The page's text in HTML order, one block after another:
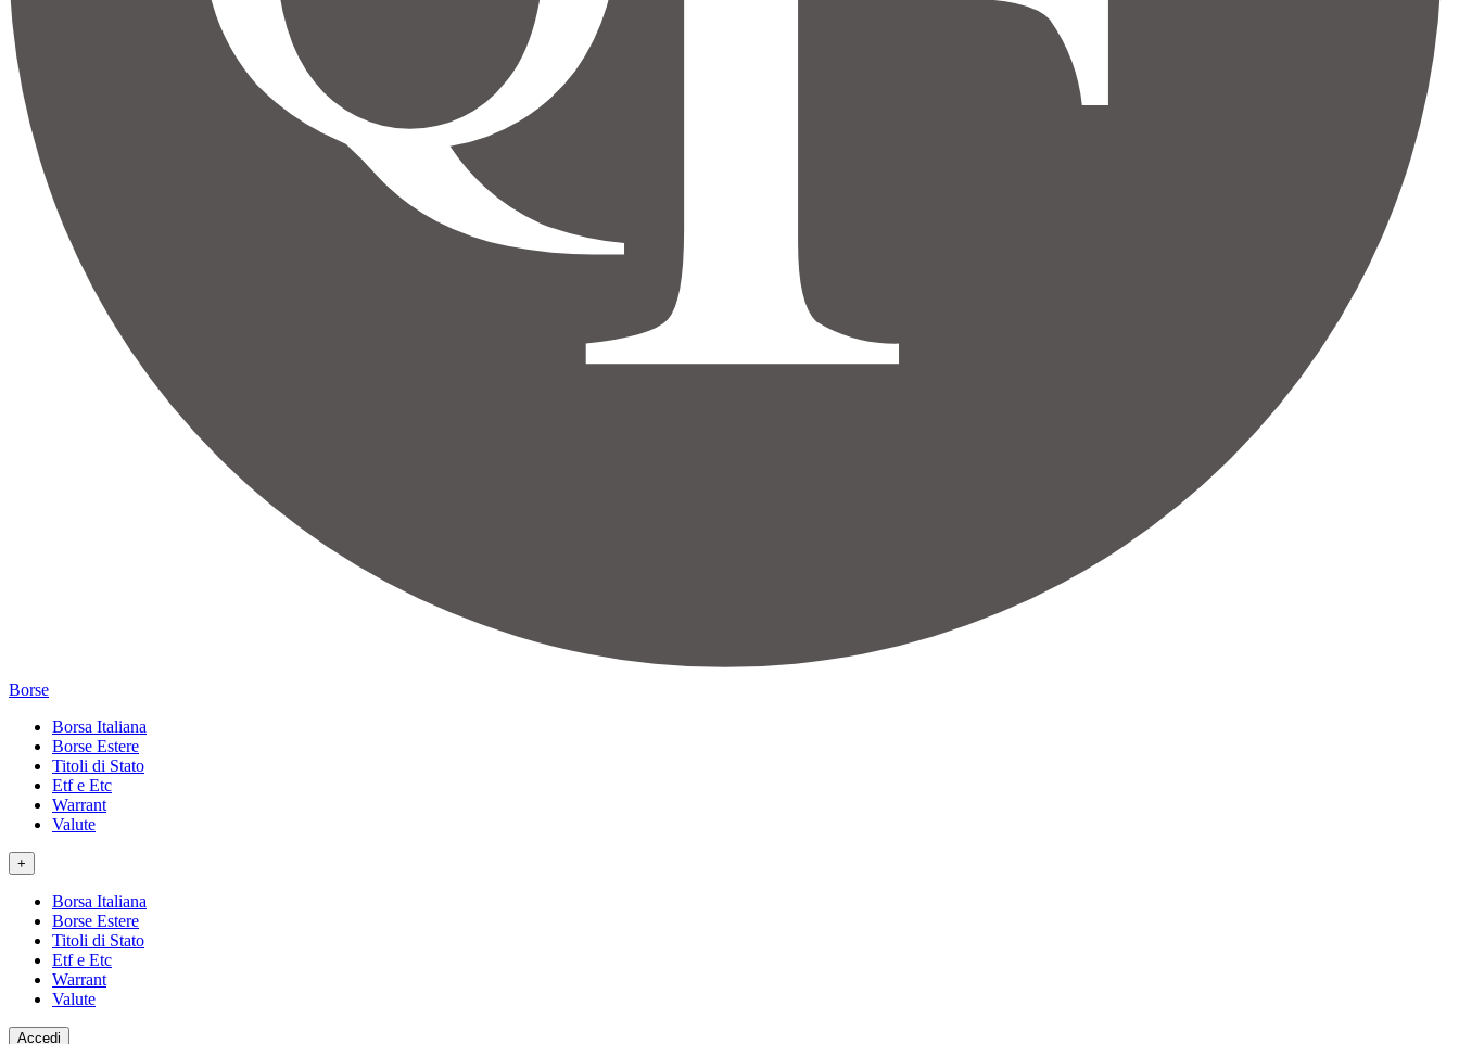
Borse
Borsa Italiana
Borse Estere
Titoli di Stato
Etf e Etc
Warrant
Valute
+
Borsa Italiana
Borse Estere
Titoli di Stato
Etf e Etc
Warrant
Valute
Accedi